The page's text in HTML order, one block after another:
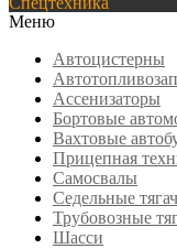
Меню
Автоцистерны
Ассенизаторы
Бортовые
Вахтовые
Прицепная
Самосвалы
Седельные
Трубовозные
Шасси